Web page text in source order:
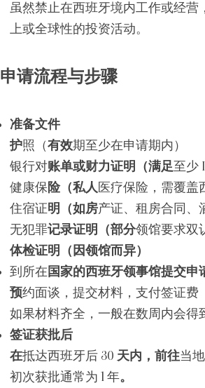
虽然禁止在西班牙境内工作或经营
上或全球性的投资活动。
申请流程与步骤
准备文件
护照（有效期至少在申请期内）
银行对账单或财力证明（满足至少
健康保险（私人医疗保险，需覆盖
住宿证明（如房产证、租房合同、
无犯罪记录证明（部分领馆要求双
体检证明（因领馆而异）
到所在国家的西班牙领事馆提交申
预约面谈，提交材料，支付签证费
如果材料齐全，一般在数周内会得
签证获批后
在抵达西班牙后 30 天内，前往当
初次获批通常为 1 年。